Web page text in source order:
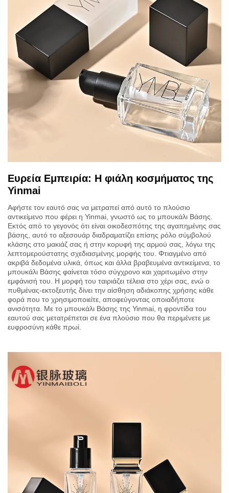
Ευρεία Εμπειρία: Η φιάλη κοσμήματος της
Yinmai
Αφήστε τον εαυτό σας να μετραπεί από αυτό το πλούσιο
αντικείμενο που φέρει η Yinmai, γνωστό ως το μπουκάλι Βάσης.
Εκτός από το γεγονός ότι είναι οικοδεσπότης της αγαπημένης σας
βάσης, αυτό το αξεσουάρ διαδραματίζει επίσης ρόλο σύμβολού
κλάσης στο μακιάζ σας ή στην κορυφή της αρμού σας, λόγω της
λεπτομερούστατης σχεδιασμένης μορφής του. Φτιαγμένο από
ακριβά δεδομένα υλικά, όπως και άλλα βραβευμένα αντικείμενα, το
μπουκάλι Βάσης φαίνεται τόσο σύγχρονο και χαριτωμένο στην
εμφάνισή του. Η μορφή του ταιριάζει τέλεια στο χέρι σας, ενώ ο
πυθμένας-εκτοξευτής δίνει την αίσθηση αδιάκοπης χρήσης κάθε
φορά που το χρησιμοποιείτε, αποφεύγοντας οποιαδήποτε
ανισότητα. Με το μπουκάλι Βάσης της Yinmai, η φροντίδα του
εαυτού σας μετατρέπεται σε ένα πλούσιο που θα περιμένετε με
ευφροσύνη κάθε πρωί.